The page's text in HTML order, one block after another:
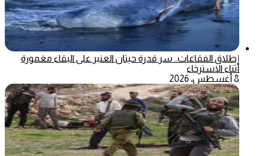
إطلاق الفقاعات.. سر قدرة حيتان العنبر على البقاء مغمورة
أثناء الاسترخاء
8 أغسطس، 2026